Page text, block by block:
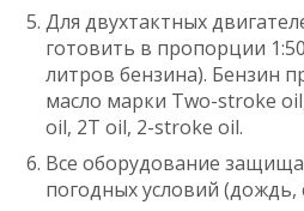
Для двухтактных
готовить в пропорции
литров бензина). Бензин
масло марки Two-stroke
oil, 2T oil, 2-stroke oil.
Все оборудование
погодных условий (дождь,